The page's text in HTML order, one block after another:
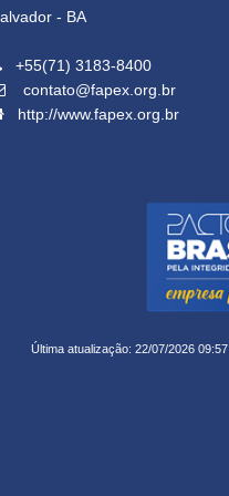
- BA
+55(71) 3183-8400
contato@fapex.org.br
http://www.fapex.org.br
Última atualização: 22/07/2026 09:57